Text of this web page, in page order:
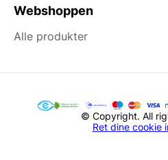
Webshoppen
Alle produkter
© Copyright. All
Ret dine cookie